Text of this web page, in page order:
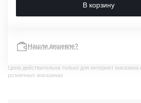
В корзину
Нашли дешевле?
Цена действительна только для интернет
розничных магазинах